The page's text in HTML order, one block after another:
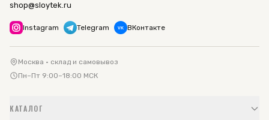
shop@sloytek.ru
Instagram Telegram VK ВКонтакте
Москва · склад и самовывоз
Пн–Пт 9:00–18:00 МСК
КАТАЛОГ